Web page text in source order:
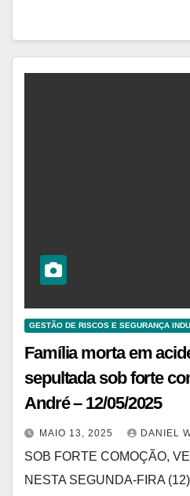
GESTÃO DE RISCOS E SEGURANÇA
Família morta em
sepultada sob forte
André – 12/05/2025
MAIO 13, 2025 DANIEL
SOB FORTE COMOÇÃO,
NESTA SEGUNDA-FIRA